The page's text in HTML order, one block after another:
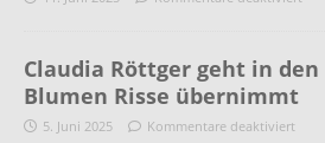
Claudia Röttger geht in den
Blumen Risse übernimmt
5. Juni 2025 Kommentare deaktiviert